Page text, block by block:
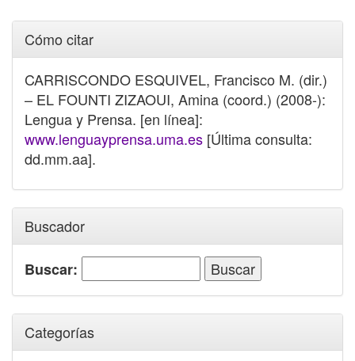
Cómo citar
CARRISCONDO ESQUIVEL, Francisco M. (dir.)
– EL FOUNTI ZIZAOUI, Amina (coord.) (2008-):
Lengua y Prensa. [en línea]:
www.lenguayprensa.uma.es [Última consulta:
dd.mm.aa].
Buscador
Buscar:
Categorías